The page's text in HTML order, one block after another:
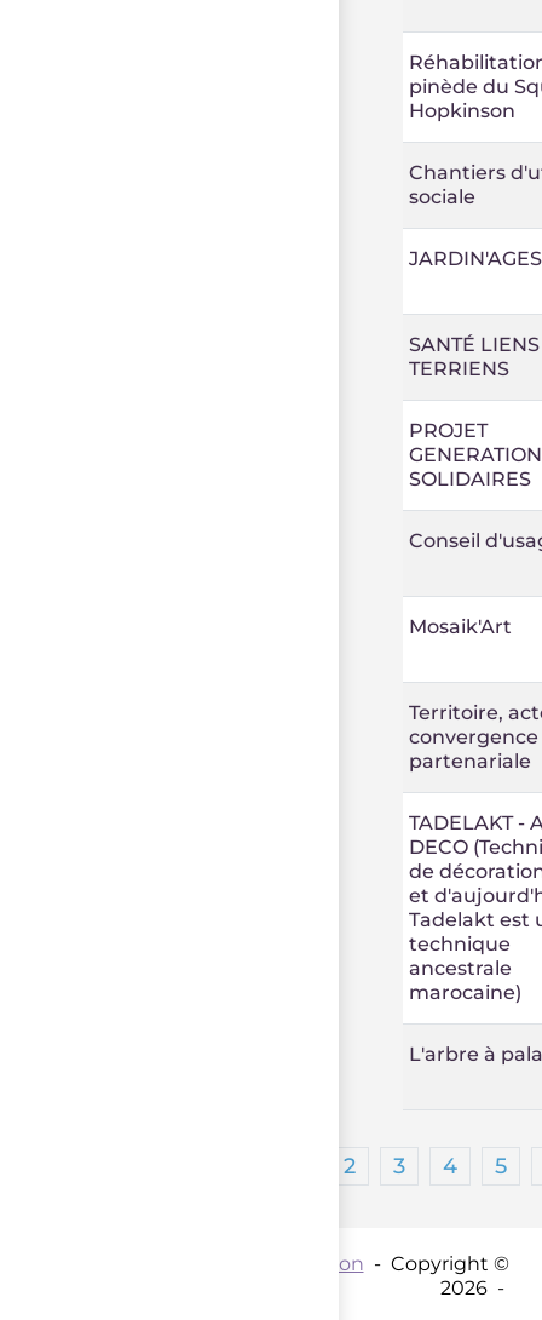
pinède du
Hopkinson
Chantiers
sociale
JARDIN'AGES
SANTÉ LIENS
TERRIENS
PROJET
SOLIDAIRES
Conseil
Mosaik'Art
Territoire,
convergence
partenariale
TADELAKT -
DECO
de
et
Tadelakt est
technique
ancestrale
marocaine)
L'arbre à
2 3 4 5
Coordination - Copyright ©
2026 -